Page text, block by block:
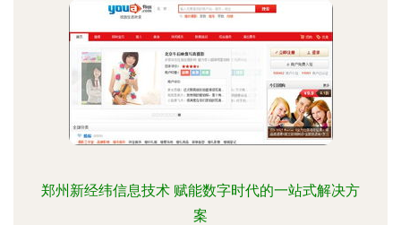
郑州新经纬信息技术 赋能数字时代的一站式解决方
案